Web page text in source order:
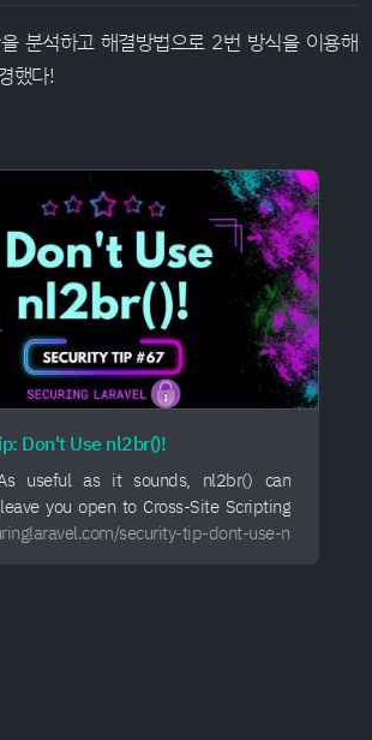
분석하고 해결방법으로 2번 방식을 이용해
했다!
Don't Use nl2br()!
useful as it sounds, nl2br() can
you open to Cross-Site Scripting
you should reach for CSS
security-tip-dont-use-nl2br/